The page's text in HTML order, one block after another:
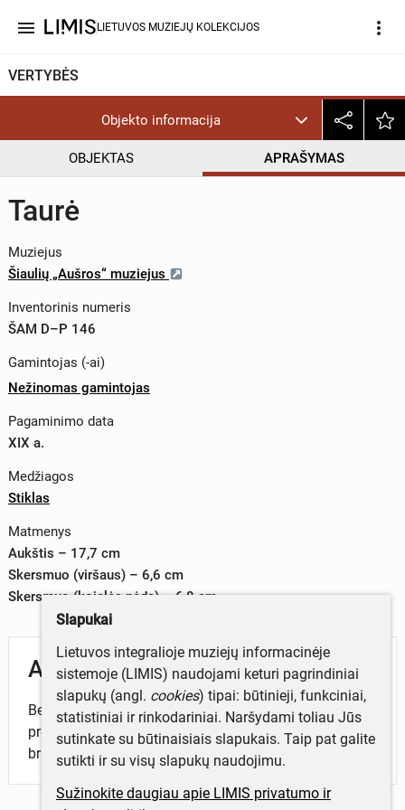
menu LIETUVOS MUZIEJŲ KOLEKCIJOS more_vert
VERTYBĖS
Objekto informacija
OBJEKTAS APRAŠYMAS
Taurė
Muziejus
Šiaulių „Aušros“ muziejus
Inventorinis numeris
ŠAM D–P 146
Gamintojas (-ai)
Nežinomas gamintojas
Pagaminimo data
XIX a.
Medžiagos
Stiklas
Matmenys
Aukštis – 17,7 cm
Skersmuo (viršaus) – 6,6 cm
Skersmuo (kojelės pėda) – 6,8 cm
Aprašymas
Bespalvio stiklo taurė apskrita, į viršų platėjanti, kojelė
profiliuota su apskrita pėda. Šonai su šešiomis
briaunuotomis plokštumomis.
Slapukai
Lietuvos integralioje muziejų informacinėje
sistemoje (LIMIS) naudojami keturi pagrindiniai
slapukų (angl. cookies) tipai: būtinieji, funkciniai,
statistiniai ir rinkodariniai. Naršydami toliau Jūs
sutinkate su būtinaisiais slapukais. Taip pat galite
sutikti ir su visų slapukų naudojimu.
Sužinokite daugiau apie LIMIS privatumo ir